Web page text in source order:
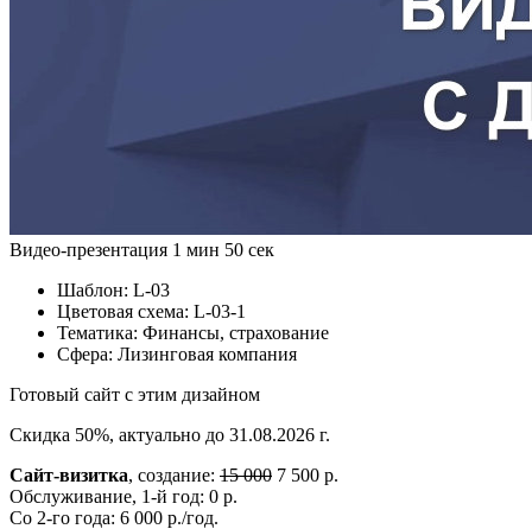
Видео-презентация 1 мин 50 сек
Шаблон: L-03
Цветовая схема: L-03-1
Тематика: Финансы, страхование
Сфера: Лизинговая компания
Готовый сайт с этим дизайном
Скидка 50%, актуально до 31.08.2026 г.
Сайт-визитка, создание: 15 000 7 500 р.
Обслуживание, 1-й год: 0 р.
Со 2-го года: 6 000 р./год.